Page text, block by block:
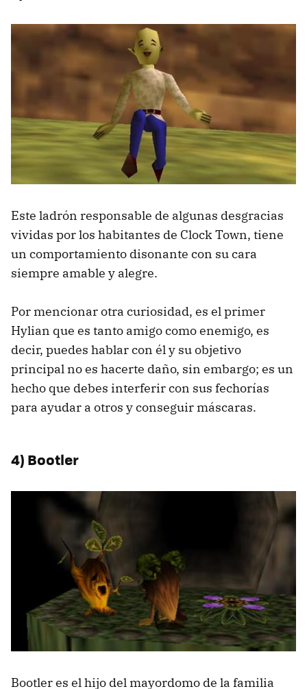
Este ladrón responsable de algunas desgracias
vividas por los habitantes de Clock Town, tiene
un comportamiento disonante con su cara
siempre amable y alegre.
Por mencionar otra curiosidad, es el primer
Hylian que es tanto amigo como enemigo, es
decir, puedes hablar con él y su objetivo
principal no es hacerte daño, sin embargo; es un
hecho que debes interferir con sus fechorías
para ayudar a otros y conseguir máscaras.
4) Bootler
Bootler es el hijo del mayordomo de la familia